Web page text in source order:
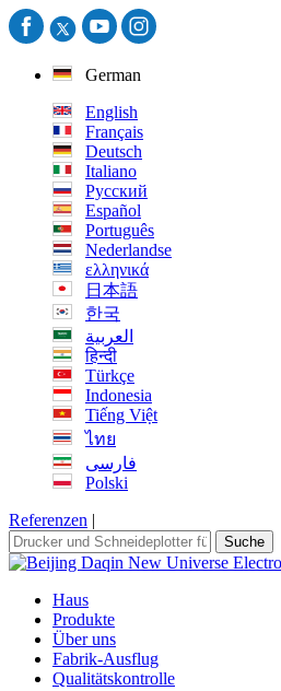
German
English
Français
Deutsch
Italiano
Русский
Español
Português
Nederlandse
ελληνικά
日本語
한국
العربية
हिन्दी
Türkçe
Indonesia
Tiếng Việt
ไทย
فارسی
Polski
Referenzen |
Suche
Haus
Produkte
Über uns
Fabrik-Ausflug
Qualitätskontrolle